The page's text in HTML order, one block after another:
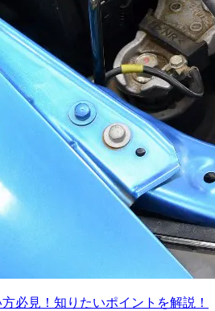
必見！知りたいポイントを解説！